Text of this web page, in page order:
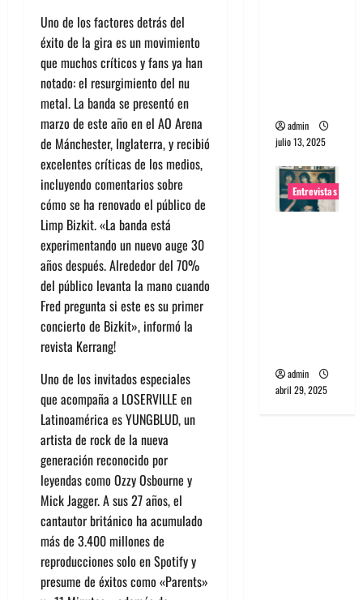
Uno de los factores detrás del
éxito de la gira es un movimiento
que muchos críticos y fans ya han
notado: el resurgimiento del nu
metal. La banda se presentó en
marzo de este año en el AO Arena
de Mánchester, Inglaterra, y recibió
excelentes críticas de los medios,
incluyendo comentarios sobre
cómo se ha renovado el público de
Limp Bizkit. «La banda está
experimentando un nuevo auge 30
años después. Alrededor del 70%
del público levanta la mano cuando
Fred pregunta si este es su primer
concierto de Bizkit», informó la
revista Kerrang!
Uno de los invitados especiales
que acompaña a LOSERVILLE en
Latinoamérica es YUNGBLUD, un
artista de rock de la nueva
generación reconocido por
leyendas como Ozzy Osbourne y
Mick Jagger. A sus 27 años, el
cantautor británico ha acumulado
más de 3.400 millones de
reproducciones solo en Spotify y
presume de éxitos como «Parents»
admin
julio 13, 2025
Entrevistas
admin
abril 29, 2025